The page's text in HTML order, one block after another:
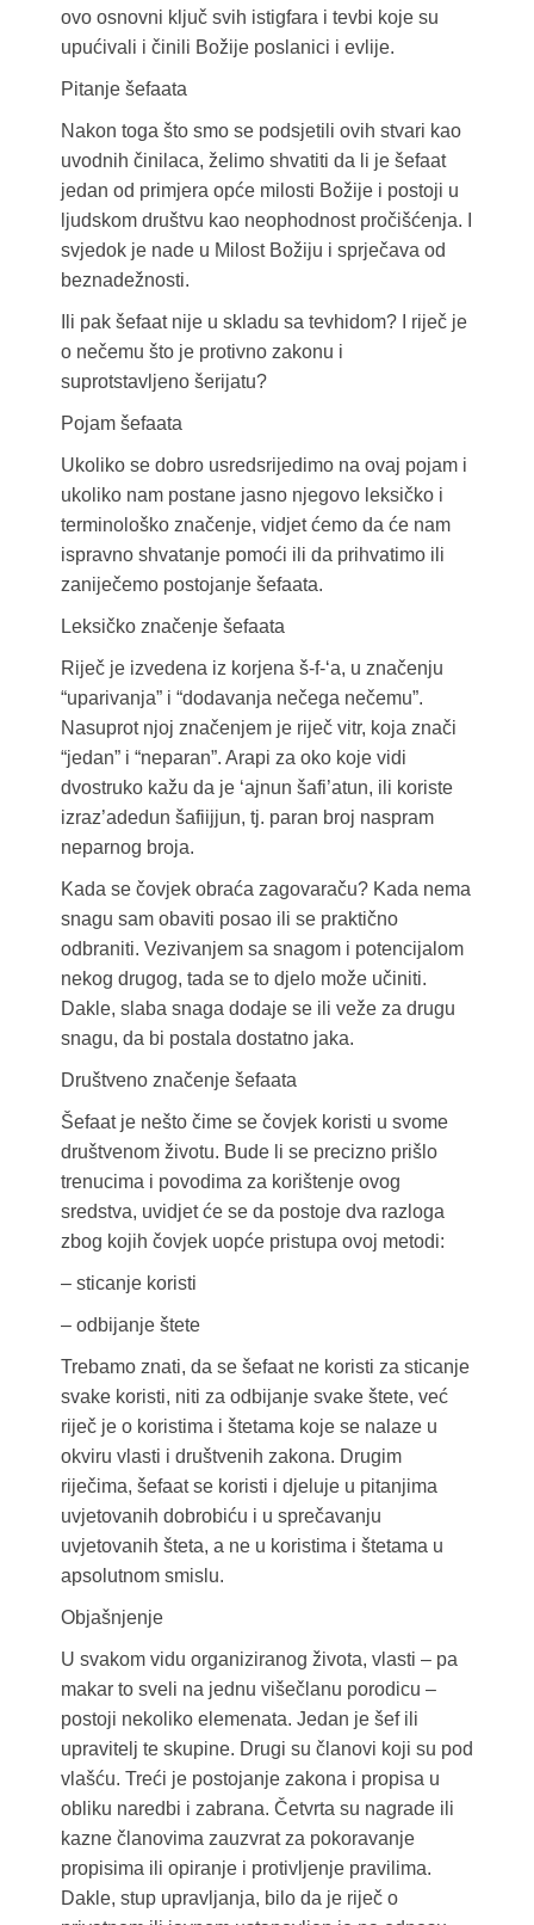
ovo osnovni ključ svih istigfara i tevbi koje su
upućivali i činili Božije poslanici i evlije.
Pitanje šefaata
Nakon toga što smo se podsjetili ovih stvari kao
uvodnih činilaca, želimo shvatiti da li je šefaat
jedan od primjera opće milosti Božije i postoji u
ljudskom društvu kao neophodnost pročišćenja. I
svjedok je nade u Milost Božiju i sprječava od
beznadežnosti.
Ili pak šefaat nije u skladu sa tevhidom? I riječ je
o nečemu što je protivno zakonu i
suprotstavljeno šerijatu?
Pojam šefaata
Ukoliko se dobro usredsrijedimo na ovaj pojam i
ukoliko nam postane jasno njegovo leksičko i
terminološko značenje, vidjet ćemo da će nam
ispravno shvatanje pomoći ili da prihvatimo ili
zaniječemo postojanje šefaata.
Leksičko značenje šefaata
Riječ je izvedena iz korjena š-f-‘a, u značenju
“uparivanja” i “dodavanja nečega nečemu”.
Nasuprot njoj značenjem je riječ vitr, koja znači
“jedan” i “neparan”. Arapi za oko koje vidi
dvostruko kažu da je ‘ajnun šafi’atun, ili koriste
izraz’adedun šafiijjun, tj. paran broj naspram
neparnog broja.
Kada se čovjek obraća zagovaraču? Kada nema
snagu sam obaviti posao ili se praktično
odbraniti. Vezivanjem sa snagom i potencijalom
nekog drugog, tada se to djelo može učiniti.
Dakle, slaba snaga dodaje se ili veže za drugu
snagu, da bi postala dostatno jaka.
Društveno značenje šefaata
Šefaat je nešto čime se čovjek koristi u svome
društvenom životu. Bude li se precizno prišlo
trenucima i povodima za korištenje ovog
sredstva, uvidjet će se da postoje dva razloga
zbog kojih čovjek uopće pristupa ovoj metodi:
– sticanje koristi
– odbijanje štete
Trebamo znati, da se šefaat ne koristi za sticanje
svake koristi, niti za odbijanje svake štete, već
riječ je o koristima i štetama koje se nalaze u
okviru vlasti i društvenih zakona. Drugim
riječima, šefaat se koristi i djeluje u pitanjima
uvjetovanih dobrobiću i u sprečavanju
uvjetovanih šteta, a ne u koristima i štetama u
apsolutnom smislu.
Objašnjenje
U svakom vidu organiziranog života, vlasti – pa
makar to sveli na jednu višečlanu porodicu –
postoji nekoliko elemenata. Jedan je šef ili
upravitelj te skupine. Drugi su članovi koji su pod
vlašću. Treći je postojanje zakona i propisa u
obliku naredbi i zabrana. Četvrta su nagrade ili
kazne članovima zauzvrat za pokoravanje
propisima ili opiranje i protivljenje pravilima.
Dakle, stup upravljanja, bilo da je riječ o